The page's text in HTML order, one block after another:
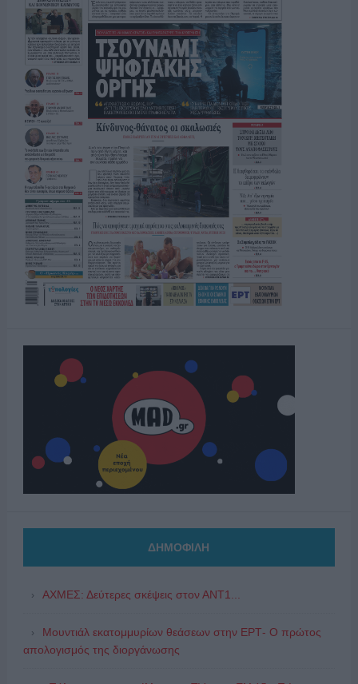
ΔΗΜΟΦΙΛΗ
ΑΧΜΕΣ: Δεύτερες σκέψεις στον ΑΝΤ1...
Μουντιάλ εκατομμυρίων θεάσεων στην ΕΡΤ- Ο πρώτος
απολογισμός της διοργάνωσης